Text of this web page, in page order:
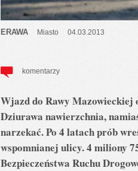
ERAWA Miasto 04.03.2013
komentarzy
Wjazd do Rawy Mazowieckiej
Dziurawa nawierzchnia,
narzekać. Po 4 latach prób
wspomnianej ulicy. 4 miliony
Bezpieczeństwa Ruchu